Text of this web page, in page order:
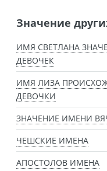
Значение
ИМЯ СВЕТЛАНА
ДЕВОЧЕК
ИМЯ ЛИЗА
ДЕВОЧКИ
ЗНАЧЕНИЕ ИМЕНИ
ЧЕШСКИЕ ИМЕНА
АПОСТОЛОВ ИМЕНА